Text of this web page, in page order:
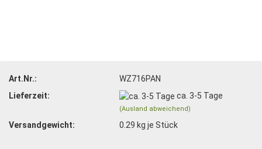
Art.Nr.:
WZ716PAN
Lieferzeit:
ca. 3-5 Tage
(Ausland abweichend)
Versandgewicht: 0.29 kg je Stück